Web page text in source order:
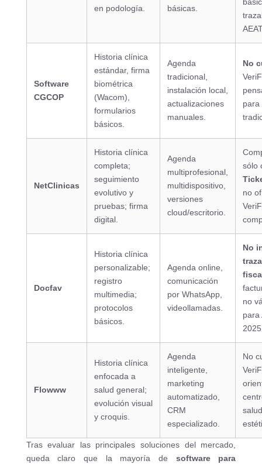
en podología. básicas.
Software
CGCOP
Historia clínica
estándar, firma
biométrica
(Wacom),
formularios
básicos.
Agenda
tradicional,
instalación local,
actualizaciones
manuales.
No
para
NetClinicas
Historia clínica
completa;
seguimiento
evolutivo y
pruebas; firma
digital.
Agenda
multiprofesional,
multidispositivo,
versiones
cloud/escritorio.
sólo
no
Docfav
Historia clínica
personalizable;
registro
multimedia;
protocolos
básicos.
Agenda online,
comunicación
por WhatsApp,
videollamadas.
No
no
para
Flowww
Historia clínica
enfocada a
salud general;
evolución visual
y croquis.
Agenda
inteligente,
marketing
automatizado,
CRM
especializado.
No
Tras evaluar las principales soluciones del mercado,
queda claro que la mayoría de software para